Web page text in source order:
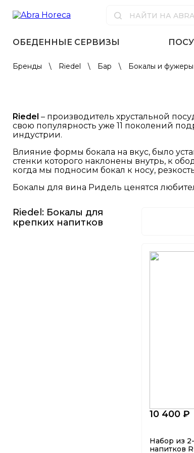
ОБЕДЕННЫЕ СЕРВИЗЫ
Бренды \ Riedel \ Бар \ Бокалы и фужеры
Riedel – производитель хрустальной
свою популярность уже 11 поколений
индустрии.
Влияние формы бокала на вкус, было
стенки которого наклонены внутрь, к
когда мы подносим бокал к носу,
Бокалы для вина Ридель ценятся
Riedel: Бокалы для
крепких напитков
10 400 ₽
Набор из
напитков